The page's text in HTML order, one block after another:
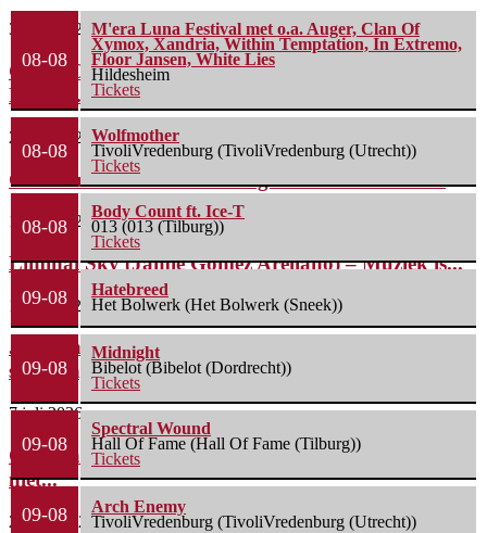
30 juli 2026
Green Carnation’s Kjetil Nordhus: Met ‘A Dark
Poem’...
27 juli 2026
Gridiron: We hadden nooit gedacht dat we hier...
15 juli 2026
Liminal Sky (Jamie Gomez Arellano) – Muziek is...
11 juli 2026
Jackson Foster (Silly Goose): Er komt veel
spanning...
7 juli 2026
Christian Carlsson (The Quill): We proberen onszelf
niet...
22 juni 2026
08-08
M'era Luna Festival met o.a. Auger, Clan Of
Xymox, Xandria, Within Temptation, In Extremo,
Floor Jansen, White Lies
Hildesheim
Tickets
08-08
Wolfmother
TivoliVredenburg (TivoliVredenburg (Utrecht))
Tickets
08-08
Body Count ft. Ice-T
013 (013 (Tilburg))
Tickets
09-08
Hatebreed
Het Bolwerk (Het Bolwerk (Sneek))
09-08
Midnight
Bibelot (Bibelot (Dordrecht))
Tickets
09-08
Spectral Wound
Hall Of Fame (Hall Of Fame (Tilburg))
Tickets
09-08
Arch Enemy
TivoliVredenburg (TivoliVredenburg (Utrecht))